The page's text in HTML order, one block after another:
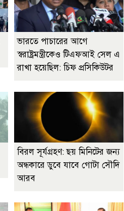
ভারতে পাচারের আগে
স্বরাষ্ট্রমন্ত্রীকেও টিএফআই সেল এ
রাখা হয়েছিল: চিফ প্রসিকিউটর
বিরল সূর্যগ্রহণ: ছয় মিনিটের জন্য
অন্ধকারে ডুবে যাবে গোটা সৌদি
আরব